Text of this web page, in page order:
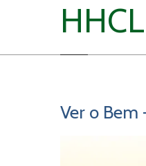
Ver o Bem